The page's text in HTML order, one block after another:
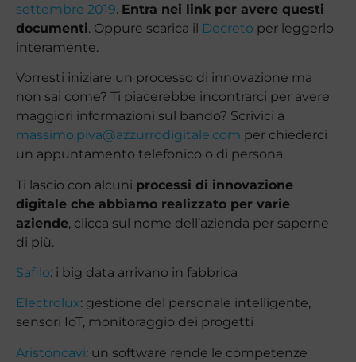
settembre 2019. Entra nei link per avere questi
documenti. Oppure scarica il Decreto per leggerlo
interamente.
Vorresti iniziare un processo di innovazione ma
non sai come? Ti piacerebbe incontrarci per avere
maggiori informazioni sul bando? Scrivici a
massimo.piva@azzurrodigitale.com per chiederci
un appuntamento telefonico o di persona.
Ti lascio con alcuni processi di innovazione
digitale che abbiamo realizzato per varie
aziende, clicca sul nome dell’azienda per saperne
di più.
Safilo: i big data arrivano in fabbrica
Electrolux: gestione del personale intelligente,
sensori IoT, monitoraggio dei progetti
Aristoncavi: un software rende le competenze